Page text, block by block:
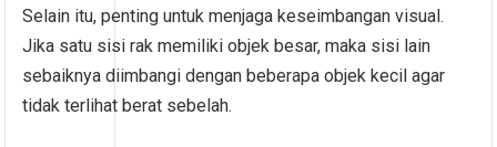
Selain itu, penting untuk menjaga keseimbangan visual.
Jika satu sisi rak memiliki objek besar, maka sisi lain
sebaiknya diimbangi dengan beberapa objek kecil agar
tidak terlihat berat sebelah.